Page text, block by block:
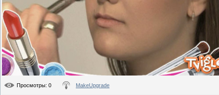
Просмотры: 0 MakeUpgrade